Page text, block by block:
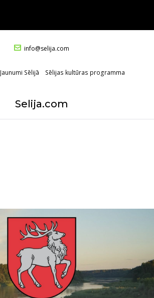
info@selija.com
Jaunumi Sēlijā Sēlijas kultūras programma
Selija.com